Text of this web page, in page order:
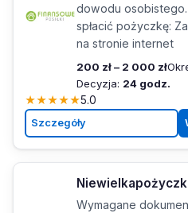
dowodu
spłacić pożyczkę:
na stronie internet
200 zł – 2 000 zł
Decyzja: 24 godz.
★★★★★5.0
Szczegóły
Wymagane